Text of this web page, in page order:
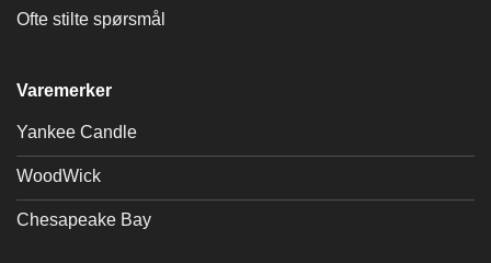
Ofte stilte spørsmål
Varemerker
Yankee Candle
WoodWick
Chesapeake Bay